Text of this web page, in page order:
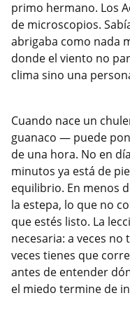
primo hermano. Los
de microscopios.
abrigaba como nada
donde el viento no
clima sino una
Cuando nace un
guanaco — puede
de una hora. No en
minutos ya está de
equilibrio. En menos
la estepa, lo que no
que estés listo. La
necesaria: a veces
veces tienes que
antes de entender
el miedo termine de